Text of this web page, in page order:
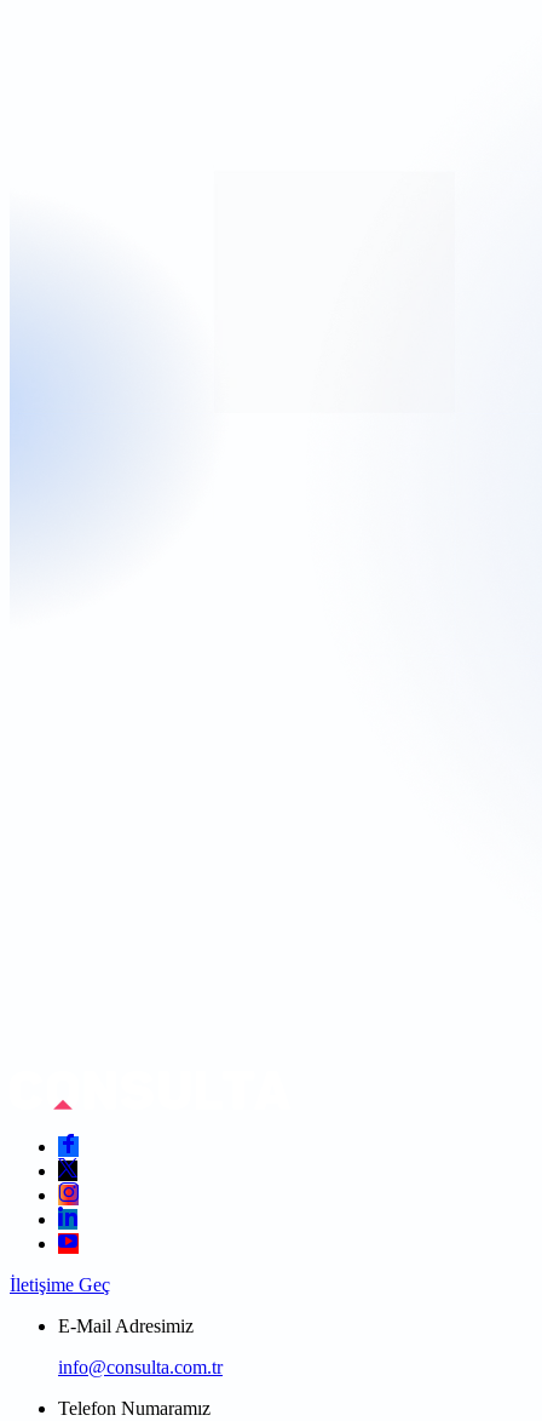
İletişime Geç
E-Mail Adresimiz
info@consulta.com.tr
Telefon Numaramız